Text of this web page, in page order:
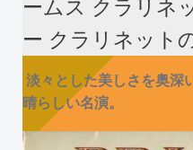
ームス クラリネ
ー クラリネット
淡々とした美しさを奥深
晴らしい名演。